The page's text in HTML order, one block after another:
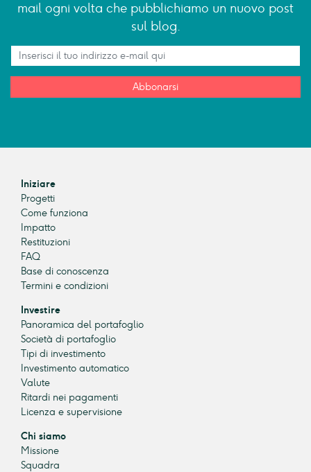
mail ogni volta che pubblichiamo un nuovo post
sul blog.
Abbonarsi
Iniziare
Progetti
Come funziona
Impatto
Restituzioni
FAQ
Base di conoscenza
Termini e condizioni
Investire
Panoramica del portafoglio
Società di portafoglio
Tipi di investimento
Investimento automatico
Valute
Ritardi nei pagamenti
Licenza e supervisione
Chi siamo
Missione
Squadra